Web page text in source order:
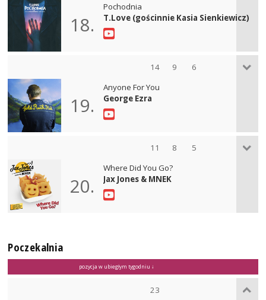
18.
Pochodnia
T.Love (gościnnie Kasia Sienkiewicz)
14 9 6
19.
Anyone For You
George Ezra
11 8 5
20.
Where Did You Go?
Jax Jones & MNEK
Poczekalnia
pozycja w ubiegłym tygodniu ↓
23